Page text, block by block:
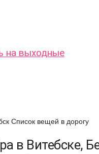
на выходные
Список вещей в дорогу
в Витебске,